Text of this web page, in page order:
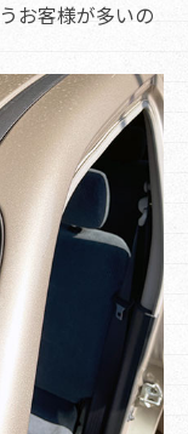
お客様が多いの